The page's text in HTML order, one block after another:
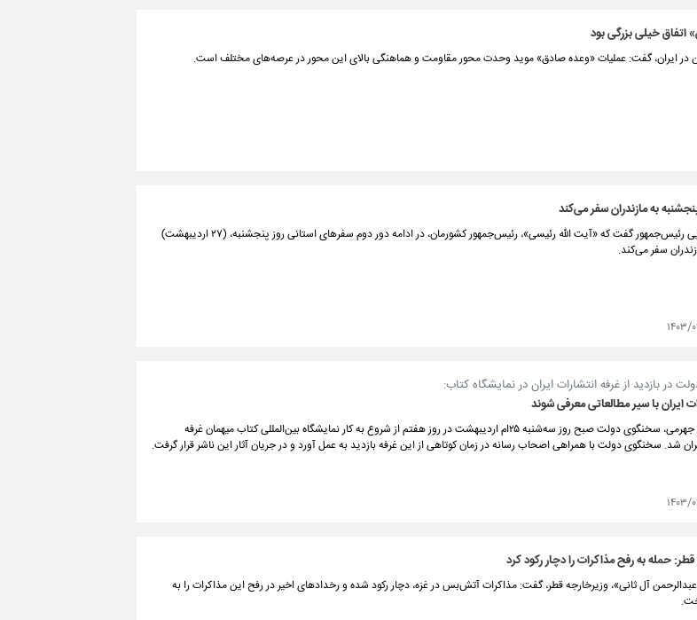
اتفاق خیلی بزرگی بود
در ایران، گفت: عملیات «وعده صادق» موید وحدت محور مقاومت و هماهنگی بالای این محور در عرصه‌های مختلف است.
به مازندران سفر می‌کند
معاون اجرایی رئیس‌جمهور گفت که «آیت الله رئیسی»، رئیس‌جمهور کشورمان، در ادامه دور دوم سفر‌های استانی روز پنجشنبه، (۲۷ اردیبهشت‌)
سفر می‌کند.
در بازدید از غرفه انتشارات ایران در نمایشگاه کتاب:
ایران با سیر مطالعاتی معرفی شوند
علی بهادری جهرمی، سخنگوی دولت صبح روز سه‌شنبه ۲۵ام اردیبهشت در روز هفتم از شروع به کار نمایشگاه بین‌المللی کتاب میهمان غرفه
شد. سخنگوی دولت با همراهی اصحاب رسانه در زمان کوتاهی از این غرفه بازدید به عمل آورد و در جریان آثار این ناشر قرار گرفت.
حمله به رفح مذاکرات را دچار رکود کرد
آل ثانی»، وزیرخارجه قطر، گفت: مذاکرات آتش‌بس در غزه، دچار رکود شده و رخدادهای اخیر در رفح این مذاکرات را به